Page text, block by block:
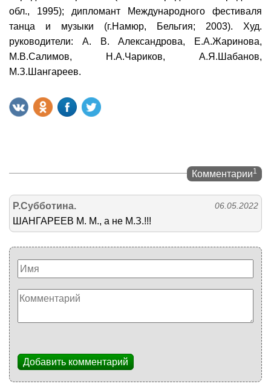
обл., 1995); дипломант Международного фестиваля
танца и музыки (г.Намюр, Бельгия; 2003). Худ.
руководители: А. В. Александрова, Е.А.Жаринова,
М.В.Салимов, Н.А.Чариков, А.Я.Шабанов,
М.З.Шангареев.
Комментарии1
Р.Субботина. 06.05.2022
ШАНГАРЕЕВ М. М., а не М.З.!!!
Добавить комментарий